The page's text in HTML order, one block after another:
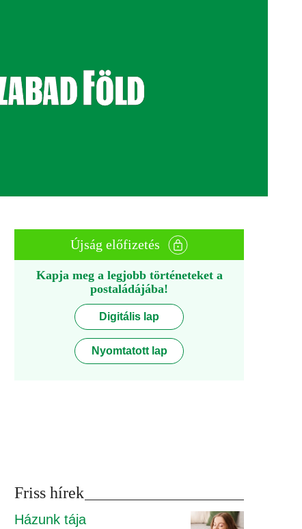
Újság előfizetés
Kapja meg a legjobb történeteket a
postaládájába!
Digitális lap
Nyomtatott lap
Friss hírek
Házunk tája